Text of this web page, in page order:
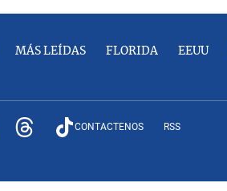
MÁS LEÍDAS FLORIDA EEUU
CONTACTENOS RSS